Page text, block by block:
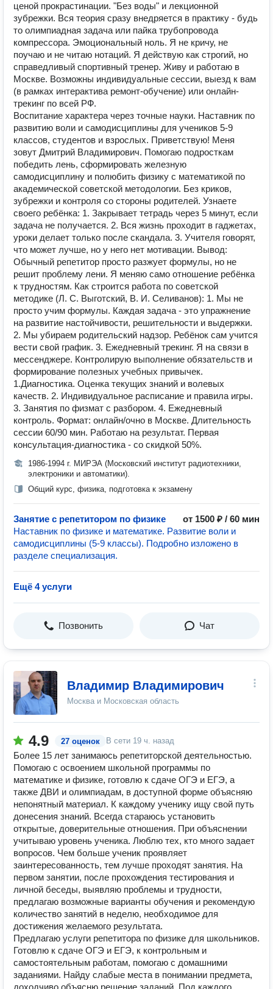
ценой прокрастинации. "Без воды" и лекционной
зубрежки. Вся теория сразу внедряется в практику - будь
то олимпиадная задача или пайка трубопровода
компрессора. Эмоциональный ноль. Я не кричу, не
поучаю и не читаю нотаций. Я действую как строгий, но
справедливый спортивный тренер. Живу и работаю в
Москве. Возможны индивидуальные сессии, выезд к вам
(в рамках интерактива ремонт-обучение) или онлайн-
трекинг по всей РФ.
Воспитание характера через точные науки. Наставник по
развитию воли и самодисциплины для учеников 5-9
классов, студентов и взрослых. Приветствую! Меня
зовут Дмитрий Владимирович. Помогаю подросткам
победить лень, сформировать железную
самодисциплину и полюбить физику с математикой по
академической советской методологии. Без криков,
зубрежки и контроля со стороны родителей. Узнаете
своего ребёнка: 1. Закрывает тетрадь через 5 минут, если
задача не получается. 2. Вся жизнь проходит в гаджетах,
уроки делает только после скандала. 3. Учителя говорят,
что может лучше, но у него нет мотивации. Вывод:
Обычный репетитор просто разжует формулы, но не
решит проблему лени. Я меняю само отношение ребёнка
к трудностям. Как строится работа по советской
методике (Л. С. Выготский, В. И. Селиванов): 1. Мы не
просто учим формулы. Каждая задача - это упражнение
на развитие настойчивости, решительности и выдержки.
2. Мы убираем родительский надзор. Ребёнок сам учится
вести свой график. 3. Ежедневный трекинг. Я на связи в
мессенджере. Контролирую выполнение обязательств и
формирование полезных учебных привычек.
1.Диагностика. Оценка текущих знаний и волевых
качеств. 2. Индивидуальное расписание и правила игры.
3. Занятия по физмат с разбором. 4. Ежедневный
контроль. Формат: онлайн/очно в Москве. Длительность
сессии 60/90 мин. Работаю на результат. Первая
консультация-диагностика - со скидкой 50%.
1986-1994 г. МИРЭА (Московский институт радиотехники,
электроники и автоматики).
Общий курс, физика, подготовка к экзамену
Занятие с репетитором по физике
от 1500 ₽ / 60 мин
Наставник по физике и математике. Развитие воли и
самодисциплины (5-9 классы). Подробно изложено в
разделе специализация.
Ещё 4 услуги
Позвонить Чат
Владимир Владимирович
Москва и Московская область
4.9 27 оценок В сети 19 ч. назад
Более 15 лет занимаюсь репетиторской деятельностью.
Помогаю с освоением школьной программы по
математике и физике, готовлю к сдаче ОГЭ и ЕГЭ, а
также ДВИ и олимпиадам, в доступной форме объясняю
непонятный материал. К каждому ученику ищу свой путь
донесения знаний. Всегда стараюсь установить
открытые, доверительные отношения. При объяснении
учитываю уровень ученика. Люблю тех, кто много задает
вопросов. Чем больше ученик проявляет
заинтересованность, тем лучше проходят занятия. На
первом занятии, после прохождения тестирования и
личной беседы, выявляю проблемы и трудности,
предлагаю возможные варианты обучения и рекомендую
количество занятий в неделю, необходимое для
достижения желаемого результата.
Предлагаю услуги репетитора по физике для школьников.
Готовлю к сдаче ОГЭ и ЕГЭ, к контрольным и
самостоятельным работам, помогаю с домашними
заданиями. Найду слабые места в понимании предмета,
доходчиво объясню решение заданий. Под каждого